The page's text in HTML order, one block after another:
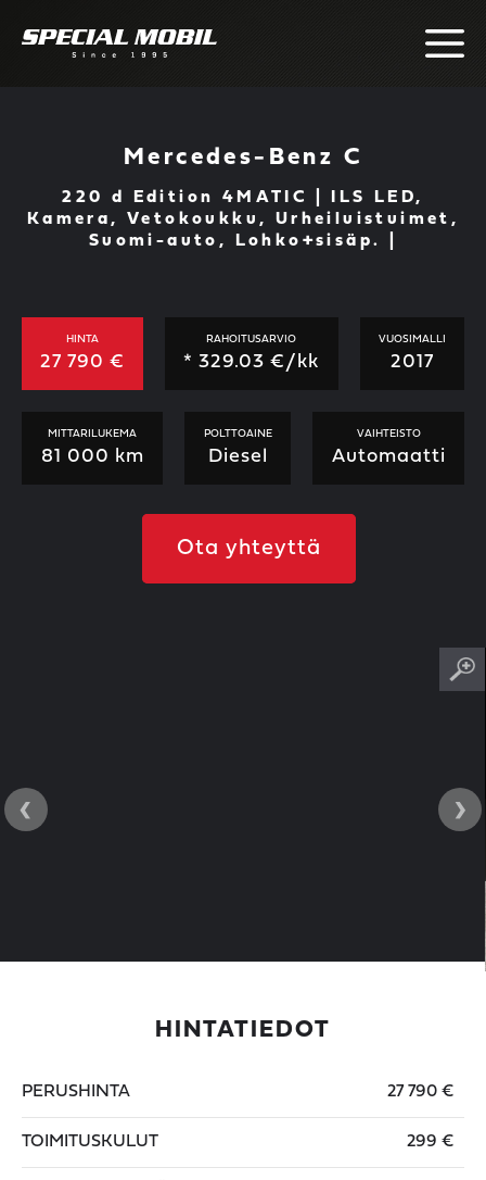
Mercedes-Benz C
220 d Edition 4MATIC | ILS LED,
Kamera, Vetokoukku, Urheiluistuimet,
Suomi-auto, Lohko+sisäp. |
HINTA
27 790 €
RAHOITUSARVIO
*329.03 €/kk
VUOSIMALLI
2017
MITTARILUKEMA
81 000 km
POLTTOAINE
Diesel
VAIHTEISTO
Automaatti
Ota yhteyttä
‹ ›
HINTATIEDOT
PERUSHINTA 27 790 €
TOIMITUSKULUT 299 €